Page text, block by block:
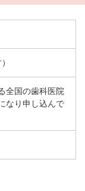
全国の歯科医院
なり申し込んで